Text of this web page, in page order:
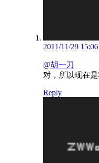
2011/11/29 15:06
@胡一刀
对，所以现在
Reply